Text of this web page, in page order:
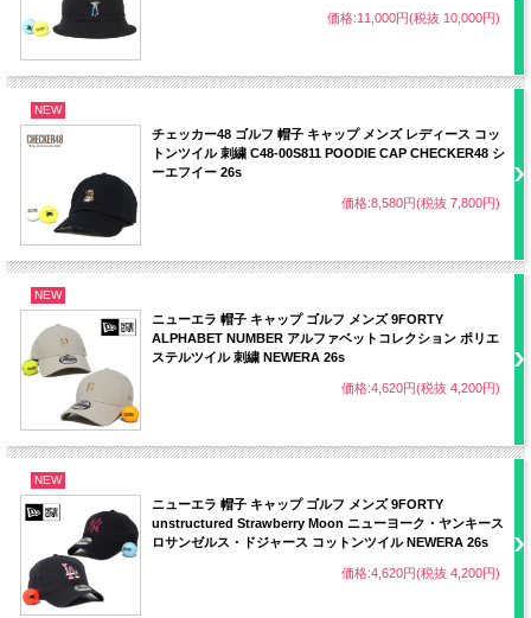
価格:11,000円(税抜 10,000円)
NEW
チェッカー48 ゴルフ 帽子 キャップ メンズ レディース コッ
トンツイル 刺繍 C48-00S811 POODIE CAP CHECKER48 シ
ーエフイー 26s
価格:8,580円(税抜 7,800円)
NEW
ニューエラ 帽子 キャップ ゴルフ メンズ 9FORTY
ALPHABET NUMBER アルファベットコレクション ポリエ
ステルツイル 刺繍 NEWERA 26s
価格:4,620円(税抜 4,200円)
NEW
ニューエラ 帽子 キャップ ゴルフ メンズ 9FORTY
unstructured Strawberry Moon ニューヨーク・ヤンキース
ロサンゼルス・ドジャース コットンツイル NEWERA 26s
価格:4,620円(税抜 4,200円)